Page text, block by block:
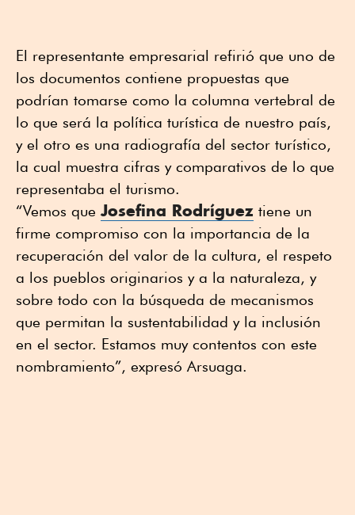
El representante empresarial refirió que uno de
los documentos contiene propuestas que
podrían tomarse como la columna vertebral de
lo que será la política turística de nuestro país,
y el otro es una radiografía del sector turístico,
la cual muestra cifras y comparativos de lo que
representaba el turismo.
“Vemos que Josefina Rodríguez tiene un
firme compromiso con la importancia de la
recuperación del valor de la cultura, el respeto
a los pueblos originarios y a la naturaleza, y
sobre todo con la búsqueda de mecanismos
que permitan la sustentabilidad y la inclusión
en el sector. Estamos muy contentos con este
nombramiento”, expresó Arsuaga.